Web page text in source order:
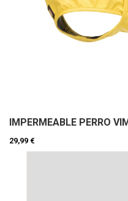
IMPERMEABLE PERRO
29,99 €